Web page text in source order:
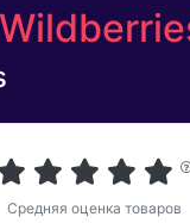
Средняя оценка товаров